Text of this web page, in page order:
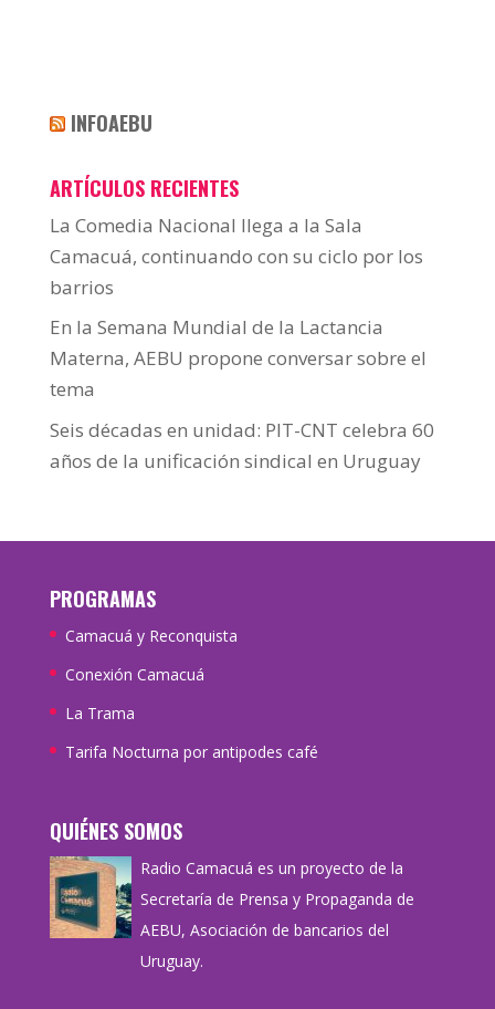
INFOAEBU
ARTÍCULOS RECIENTES
La Comedia Nacional llega a la Sala
Camacuá, continuando con su ciclo por los
barrios
En la Semana Mundial de la Lactancia
Materna, AEBU propone conversar sobre el
tema
Seis décadas en unidad: PIT-CNT celebra 60
años de la unificación sindical en Uruguay
PROGRAMAS
Camacuá y Reconquista
Conexión Camacuá
La Trama
Tarifa Nocturna por antipodes café
QUIÉNES SOMOS
Radio Camacuá es un proyecto de la
Secretaría de Prensa y Propaganda de
AEBU, Asociación de bancarios del
Uruguay.